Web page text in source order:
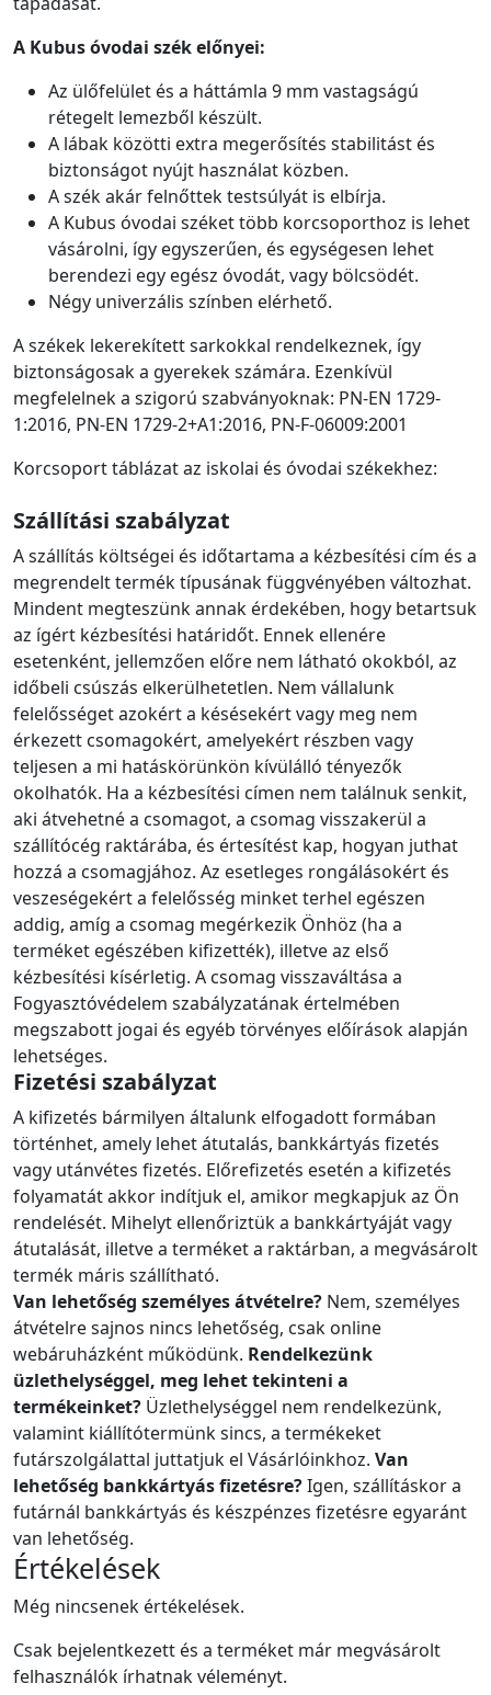
A Kubus óvodai szék előnyei:
Az ülőfelület és a háttámla 9 mm vastagságú
rétegelt lemezből készült.
A lábak közötti extra megerősítés stabilitást és
biztonságot nyújt használat közben.
A szék akár felnőttek testsúlyát is elbírja.
A Kubus óvodai széket több korcsoporthoz is lehet
vásárolni, így egyszerűen, és egységesen lehet
berendezi egy egész óvodát, vagy bölcsödét.
Négy univerzális színben elérhető.
A székek lekerekített sarkokkal rendelkeznek, így
biztonságosak a gyerekek számára. Ezenkívül
megfelelnek a szigorú szabványoknak: PN-EN 1729-
1:2016, PN-EN 1729-2+A1:2016, PN-F-06009:2001
Korcsoport táblázat az iskolai és óvodai székekhez:
Szállítási szabályzat
A szállítás költségei és időtartama a kézbesítési cím és a
megrendelt termék típusának függvényében változhat.
Mindent megteszünk annak érdekében, hogy betartsuk
az ígért kézbesítési határidőt. Ennek ellenére
esetenként, jellemzően előre nem látható okokból, az
időbeli csúszás elkerülhetetlen. Nem vállalunk
felelősséget azokért a késésekért vagy meg nem
érkezett csomagokért, amelyekért részben vagy
teljesen a mi hatáskörünkön kívülálló tényezők
okolhatók. Ha a kézbesítési címen nem találnuk senkit,
aki átvehetné a csomagot, a csomag visszakerül a
szállítócég raktárába, és értesítést kap, hogyan juthat
hozzá a csomagjához. Az esetleges rongálásokért és
veszeségekért a felelősség minket terhel egészen
addig, amíg a csomag megérkezik Önhöz (ha a
terméket egészében kifizették), illetve az első
kézbesítési kísérletig. A csomag visszaváltása a
Fogyasztóvédelem szabályzatának értelmében
megszabott jogai és egyéb törvényes előírások alapján
lehetséges.
Fizetési szabályzat
A kifizetés bármilyen általunk elfogadott formában
történhet, amely lehet átutalás, bankkártyás fizetés
vagy utánvétes fizetés. Előrefizetés esetén a kifizetés
folyamatát akkor indítjuk el, amikor megkapjuk az Ön
rendelését. Mihelyt ellenőriztük a bankkártyáját vagy
átutalását, illetve a terméket a raktárban, a megvásárolt
termék máris szállítható.
Van lehetőség személyes átvételre? Nem, személyes
átvételre sajnos nincs lehetőség, csak online
webáruházként működünk. Rendelkezünk
üzlethelységgel, meg lehet tekinteni a
termékeinket? Üzlethelységgel nem rendelkezünk,
valamint kiállítótermünk sincs, a termékeket
futárszolgálattal juttatjuk el Vásárlóinkhoz. Van
lehetőség bankkártyás fizetésre?Igen, szállításkor a
futárnál bankkártyás és készpénzes fizetésre egyaránt
van lehetőség.
Értékelések
Még nincsenek értékelések.
Csak bejelentkezett és a terméket már megvásárolt
felhasználók írhatnak véleményt.